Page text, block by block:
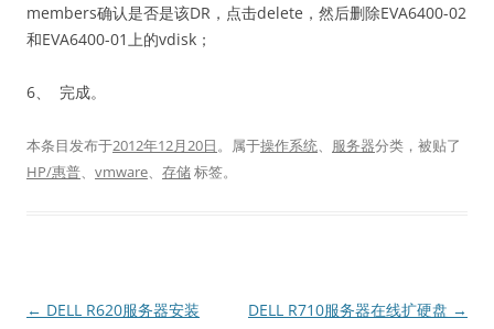
members确认是否是该DR，点击delete，然后删除EVA6400-02
和EVA6400-01上的vdisk；
6、 完成。
本条目发布于2012年12月20日。属于操作系统、 服务器分类，被贴了
HP/惠普、 vmware、 存储标签。
文
← DELL R620服务器安装
DELL R710服务器在线扩硬盘 →